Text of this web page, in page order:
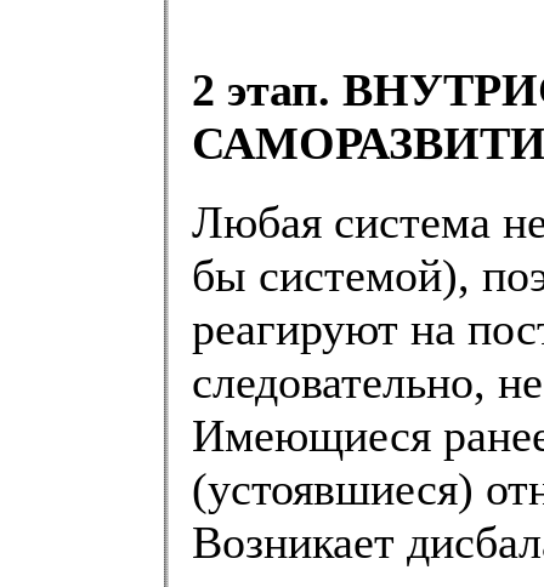
2 этап.
Любая система
бы системой),
реагируют на
следовательно,
Имеющиеся
(устоявшиеся)
Возникает